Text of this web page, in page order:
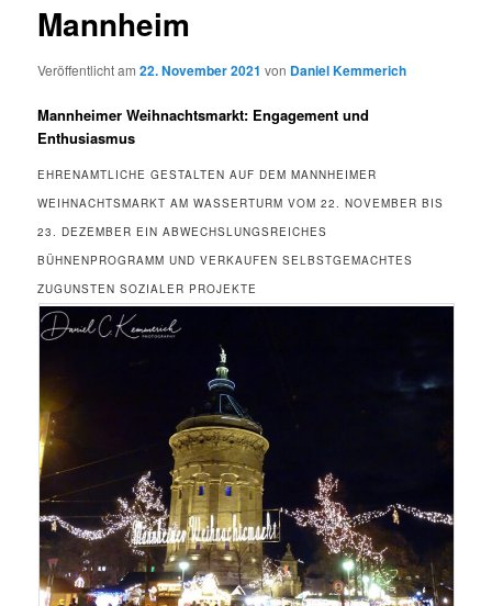
Mannheim
Veröffentlicht am22. November 2021 von Daniel Kemmerich
Mannheimer Weihnachtsmarkt: Engagement und
Enthusiasmus
EHRENAMTLICHE GESTALTEN AUF DEM MANNHEIMER
WEIHNACHTSMARKT AM WASSERTURM VOM 22. NOVEMBER BIS
23. DEZEMBER EIN ABWECHSLUNGSREICHES
BÜHNENPROGRAMM UND VERKAUFEN SELBSTGEMACHTES
ZUGUNSTEN SOZIALER PROJEKTE